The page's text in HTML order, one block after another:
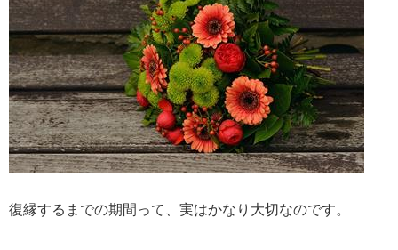
復縁するまでの期間って、実はかなり大切なのです。